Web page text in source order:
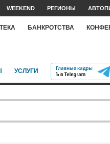
WEEKEND РЕГИОНЫ
БАНКРОТСТВА
УСЛУГИ